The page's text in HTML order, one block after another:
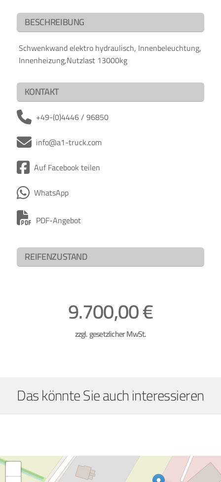
BESCHREIBUNG
Schwenkwand elektro hydraulisch, Innenbeleuchtung,
Innenheizung,Nutzlast 13000kg
KONTAKT
+49-(0)4446 / 96850
info@a1-truck.com
Auf Facebook teilen
WhatsApp
PDF-Angebot
REIFENZUSTAND
9.700,00 €
zzgl. gesetzlicher MwSt.
Das könnte Sie auch interessieren